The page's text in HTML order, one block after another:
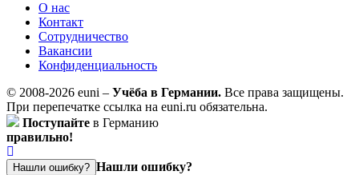
О нас
Контакт
Сотрудничество
Вакансии
Конфиденциальность
© 2008-2026 euni – Учёба в Германии. Все права защищены.
При перепечатке ссылка на euni.ru обязательна.
Поступайте в Германию
правильно!
Нашли ошибку? Нашли ошибку?